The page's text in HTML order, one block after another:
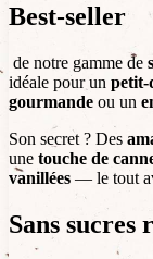
Best-seller
de notre gamme de
idéale pour un petit-
gourmande ou un
Son secret ? Des
une touche de
vanillées — le tout
Sans sucres